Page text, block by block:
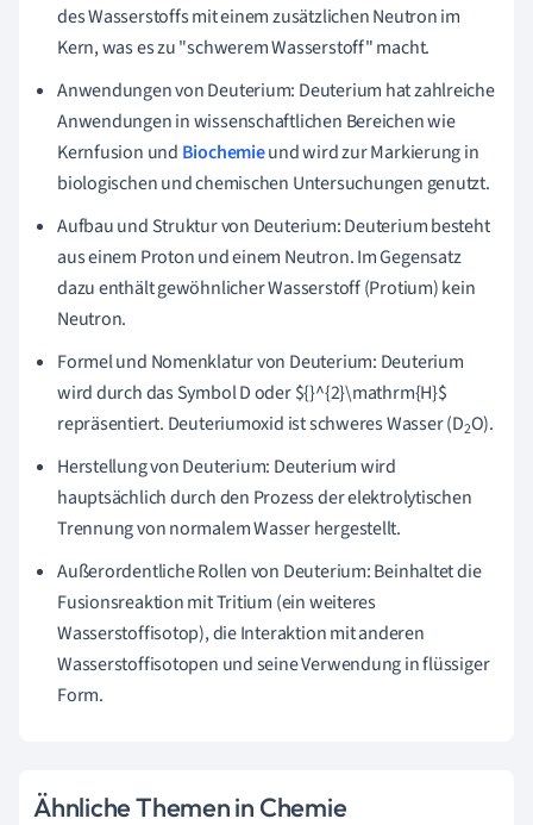
des Wasserstoffs mit einem zusätzlichen Neutron im
Kern, was es zu "schwerem Wasserstoff" macht.
Anwendungen von Deuterium: Deuterium hat zahlreiche
Anwendungen in wissenschaftlichen Bereichen wie
Kernfusion und Biochemieund wird zur Markierung in
biologischen und chemischen Untersuchungen genutzt.
Aufbau und Struktur von Deuterium: Deuterium besteht
aus einem Proton und einem Neutron. Im Gegensatz
dazu enthält gewöhnlicher Wasserstoff (Protium) kein
Neutron.
Formel und Nomenklatur von Deuterium: Deuterium
wird durch das Symbol D oder ${}^{2}\mathrm{H}$
repräsentiert. Deuteriumoxid ist schweres Wasser (D2O).
Herstellung von Deuterium: Deuterium wird
hauptsächlich durch den Prozess der elektrolytischen
Trennung von normalem Wasser hergestellt.
Außerordentliche Rollen von Deuterium: Beinhaltet die
Fusionsreaktion mit Tritium (ein weiteres
Wasserstoffisotop), die Interaktion mit anderen
Wasserstoffisotopen und seine Verwendung in flüssiger
Form.
Ähnliche Themen in Chemie